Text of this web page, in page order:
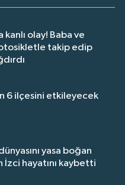
olay! Baba ve
takip edip
6 ilçesini etkileyecek
yasa boğan
İzci hayatını kaybetti